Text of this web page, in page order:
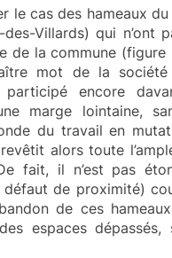
le cas des hameaux
Villards) qui n’ont
de la commune
mot de la société
encore
marge lointaine,
du travail en
alors toute
fait, il n’est pas
de proximité)
de ces
espaces dépassés,